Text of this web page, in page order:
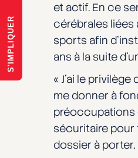
S'IMPLIQUER
et actif. En ce
cérébrales liées
sports afin
ans à la suite
« J’ai le
me donner à
préoccupations
sécuritaire pour
dossier à porter,